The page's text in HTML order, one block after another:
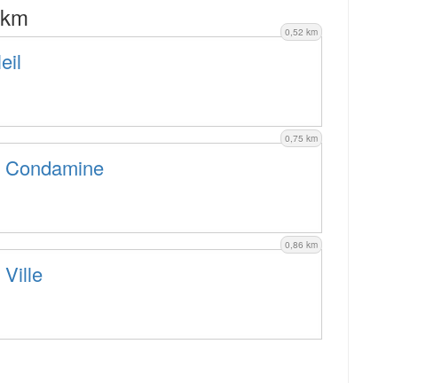
0,52 km
0,75 km
0,86 km
Ville